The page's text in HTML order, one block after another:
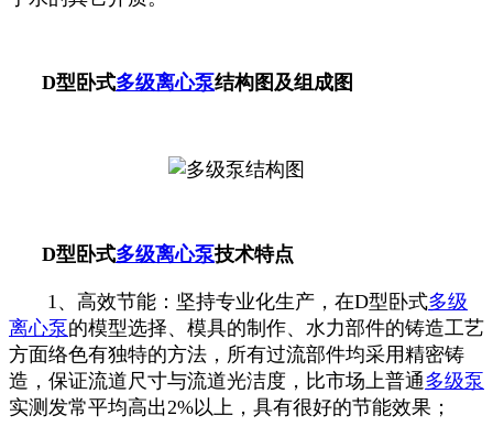
D型卧式多级离心泵结构图及组成图
D型卧式多级离心泵技术特点
1、高效节能：坚持专业化生产，在D型卧式多级
离心泵的模型选择、模具的制作、水力部件的铸造工艺
方面络色有独特的方法，所有过流部件均采用精密铸
造，保证流道尺寸与流道光洁度，比市场上普通多级泵
实测发常平均高出2%以上，具有很好的节能效果；